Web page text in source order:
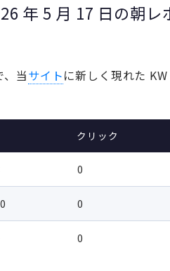
年 5 月 17 日の朝レ
、当サイトに新しく現れた
クリック
0
0
0